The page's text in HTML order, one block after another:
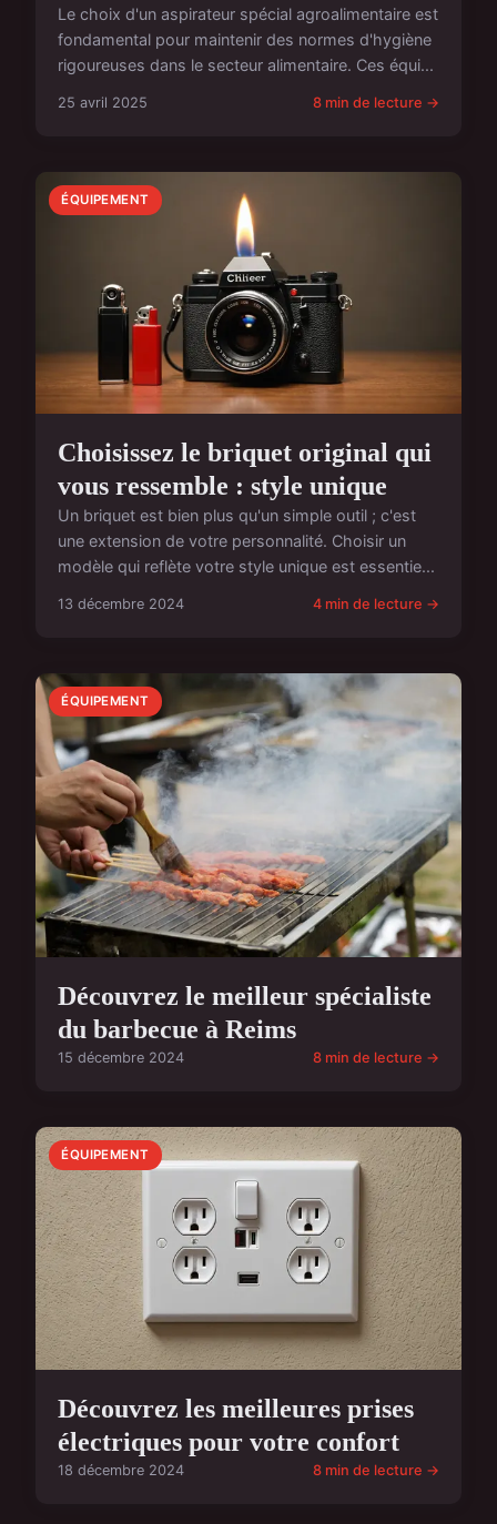
Le choix d'un aspirateur spécial agroalimentaire est
fondamental pour maintenir des normes d'hygiène
rigoureuses dans le secteur alimentaire. Ces équi...
25 avril 2025 8 min de lecture →
ÉQUIPEMENT
Choisissez le briquet original qui
vous ressemble : style unique
Un briquet est bien plus qu'un simple outil ; c'est
une extension de votre personnalité. Choisir un
modèle qui reflète votre style unique est essentie...
13 décembre 2024 4 min de lecture →
ÉQUIPEMENT
Découvrez le meilleur spécialiste
du barbecue à Reims
15 décembre 2024 8 min de lecture →
ÉQUIPEMENT
Découvrez les meilleures prises
électriques pour votre confort
18 décembre 2024 8 min de lecture →